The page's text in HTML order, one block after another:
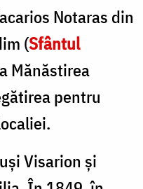
Notaras din
(Sfântul
Mănăstirea
pentru
Visarion şi